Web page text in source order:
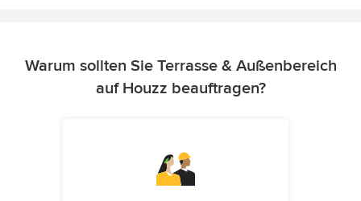
Warum sollten Sie Terrasse & Außenbereich
auf Houzz beauftragen?